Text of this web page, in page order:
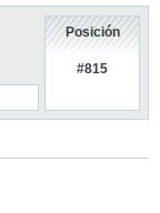
Posición
#815